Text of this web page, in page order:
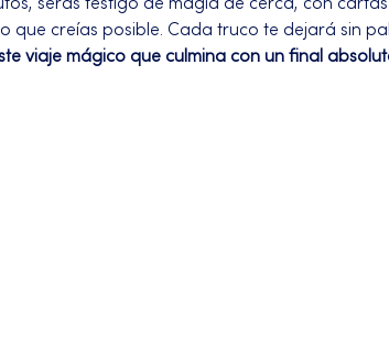
serás testigo de magia de cerca, con
que creías posible. Cada truco te dejará sin
viaje mágico que culmina con un final